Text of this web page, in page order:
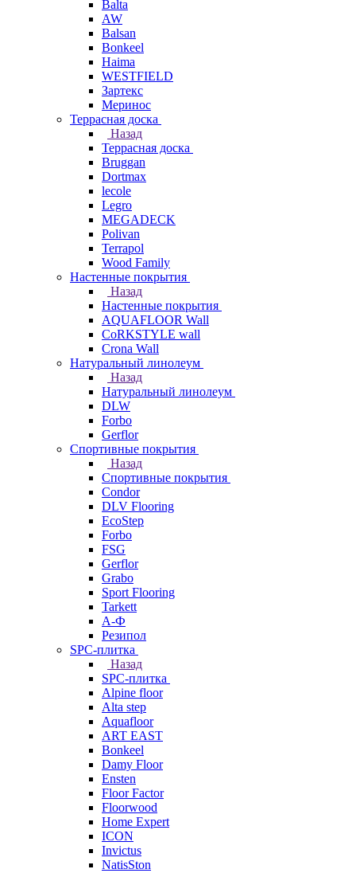
Balta
AW
Balsan
Bonkeel
Haima
WESTFIELD
Зартекс
Меринос
Террасная доска
Назад
Террасная доска
Bruggan
Dortmax
lecole
Legro
MEGADECK
Polivan
Terrapol
Wood Family
Настенные покрытия
Назад
Настенные покрытия
AQUAFLOOR Wall
CoRKSTYLE wall
Crona Wall
Натуральный линолеум
Назад
Натуральный линолеум
DLW
Forbo
Gerflor
Спортивные покрытия
Назад
Спортивные покрытия
Condor
DLV Flooring
EcoStep
Forbo
FSG
Gerflor
Grabo
Sport Flooring
Tarkett
А-Ф
Резипол
SPC-плитка
Назад
SPC-плитка
Alpine floor
Alta step
Aquafloor
ART EAST
Bonkeel
Damy Floor
Ensten
Floor Factor
Floorwood
Home Expert
ICON
Invictus
NatisSton